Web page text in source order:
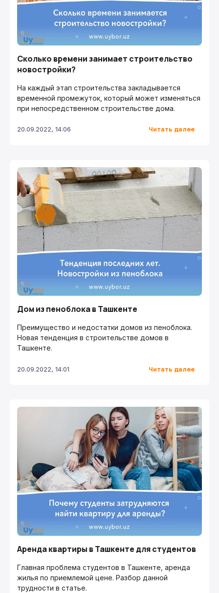
Сколько времени занимает строительство
новостройки?
На каждый этап строительства закладывается
временной промежуток, который может изменяться
при непосредственном строительстве дома.
20.09.2022, 14:06 Читать далее
Дом из пеноблока в Ташкенте
Преимущество и недостатки домов из пеноблока.
Новая тенденция в строительстве домов в
Ташкенте.
20.09.2022, 14:01 Читать далее
Аренда квартиры в Ташкенте для студентов
Главная проблема студентов в Ташкенте, аренда
жилья по приемлемой цене. Разбор данной
трудности в статье.